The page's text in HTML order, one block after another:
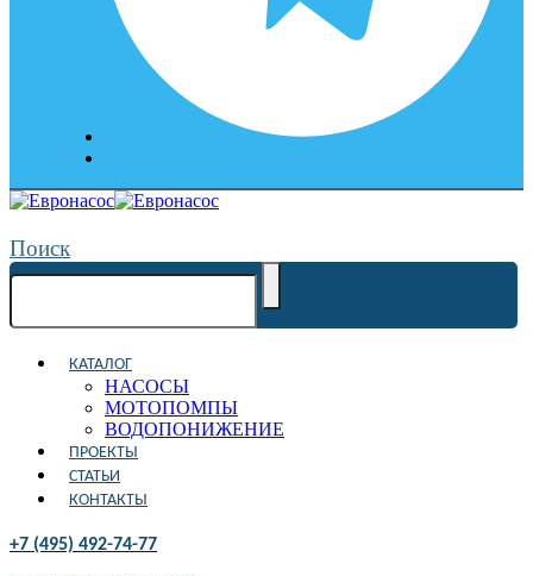
Поиск
КАТАЛОГ
НАСОСЫ
МОТОПОМПЫ
ВОДОПОНИЖЕНИЕ
ПРОЕКТЫ
СТАТЬИ
КОНТАКТЫ
+7 (495) 492-74-77